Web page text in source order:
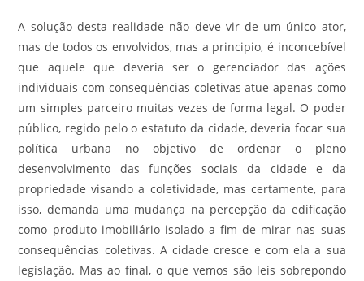
A solução desta realidade não deve vir de um único ator,
mas de todos os envolvidos, mas a principio, é inconcebível
que aquele que deveria ser o gerenciador das ações
individuais com consequências coletivas atue apenas como
um simples parceiro muitas vezes de forma legal. O poder
público, regido pelo o estatuto da cidade, deveria focar sua
política urbana no objetivo de ordenar o pleno
desenvolvimento das funções sociais da cidade e da
propriedade visando a coletividade, mas certamente, para
isso, demanda uma mudança na percepção da edificação
como produto imobiliário isolado a fim de mirar nas suas
consequências coletivas. A cidade cresce e com ela a sua
legislação. Mas ao final, o que vemos são leis sobrepondo